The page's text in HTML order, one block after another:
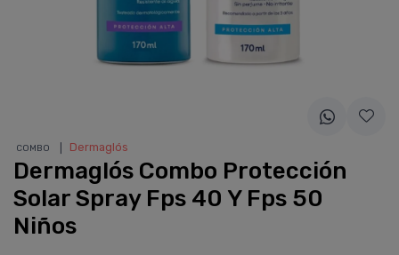
COMBO Dermaglós
Dermaglós Combo Protección
Solar Spray Fps 40 Y Fps 50
Niños